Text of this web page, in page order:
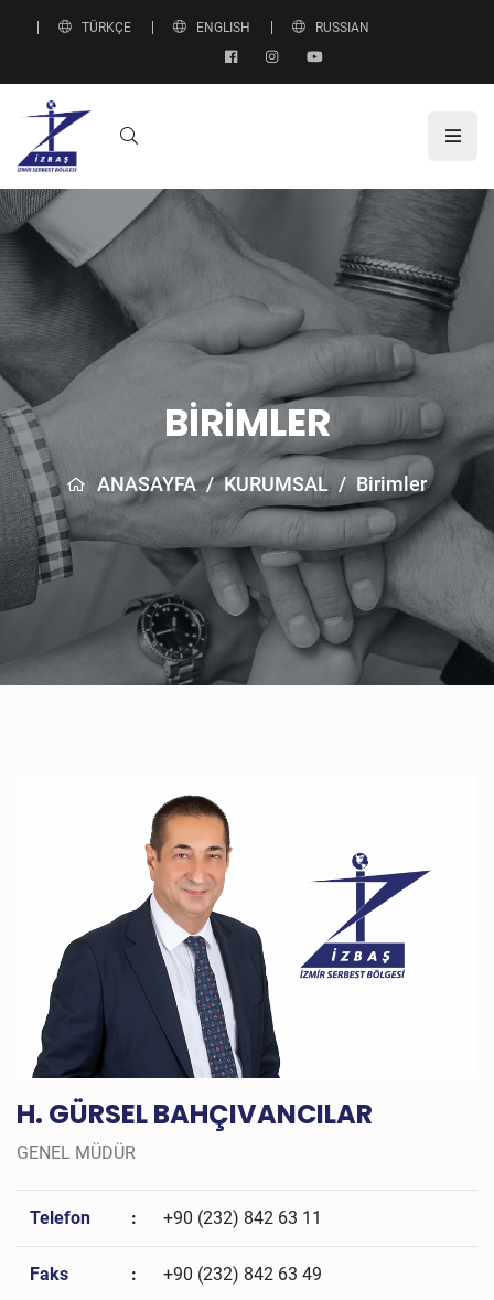
TÜRKÇE ENGLISH RUSSIAN
BIRIMLER
ANASAYFA / KURUMSAL / Birimler
H. GÜRSEL BAHÇIVANCILAR
GENEL MÜDÜR
Telefon : +90 (232) 842 63 11
Faks : +90 (232) 842 63 49